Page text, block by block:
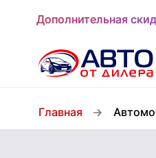
Дополнительная
Дополнительная
Главная